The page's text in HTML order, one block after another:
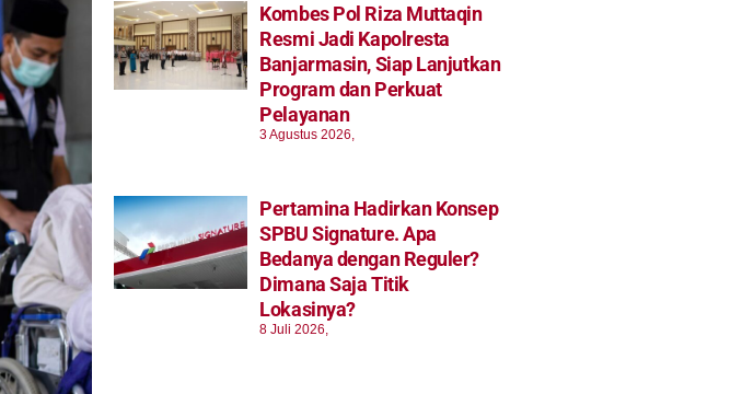
Kombes Pol Riza Muttaqin
Resmi Jadi Kapolresta
Banjarmasin, Siap Lanjutkan
Program dan Perkuat
Pelayanan
3 Agustus 2026,
Pertamina Hadirkan Konsep
SPBU Signature. Apa
Bedanya dengan Reguler?
Dimana Saja Titik
Lokasinya?
8 Juli 2026,